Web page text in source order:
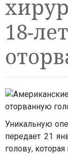
18-
Уникальную
передает 21
голову,